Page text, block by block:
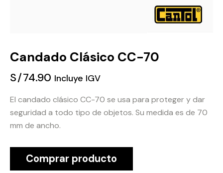
Candado Clásico CC-70
S/74.90 Incluye IGV
El candado clásico CC-70 se usa para proteger y dar
seguridad a todo tipo de objetos. Su medida es de 70
mm de ancho.
Comprar producto